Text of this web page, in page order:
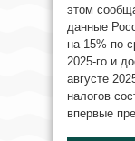
этом
данные
на 15% по
2025-го и
августе
налогов
впервые